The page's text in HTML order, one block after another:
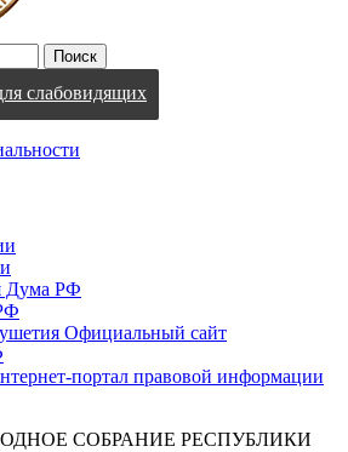
слабовидящих
Дума РФ
Официальный сайт
портал правовой информации
СОБРАНИЕ РЕСПУБЛИКИ